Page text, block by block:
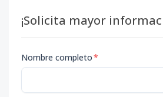
¡Solicita mayor
Nombre completo*